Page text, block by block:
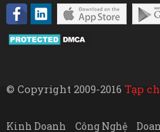
© Copyright 2009-2016 Tạp
Kinh Doanh Công Nghệ